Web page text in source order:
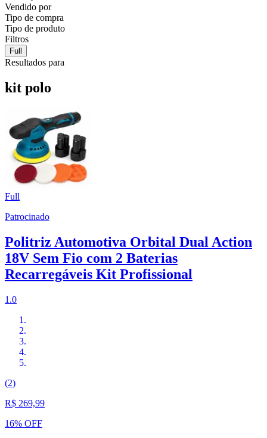
Vendido por
Tipo de compra
Tipo de produto
Filtros
Full
Resultados para
kit polo
Full
Patrocinado
Politriz Automotiva Orbital Dual Action
18V Sem Fio com 2 Baterias
Recarregáveis Kit Profissional
1.0
(2)
R$ 269,99
16% OFF